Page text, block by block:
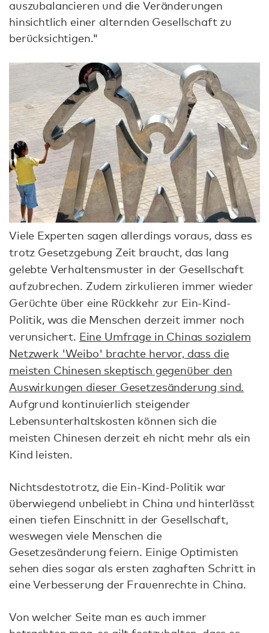
auszubalancieren und die Veränderungen
hinsichtlich einer alternden Gesellschaft zu
berücksichtigen."
Viele Experten sagen allerdings voraus, dass es
trotz Gesetzgebung Zeit braucht, das lang
gelebte Verhaltensmuster in der Gesellschaft
aufzubrechen. Zudem zirkulieren immer wieder
Gerüchte über eine Rückkehr zur Ein-Kind-
Politik, was die Menschen derzeit immer noch
verunsichert. Eine Umfrage in Chinas sozialem
Netzwerk 'Weibo' brachte hervor, dass die
meisten Chinesen skeptisch gegenüber den
Auswirkungen dieser Gesetzesänderung sind.
Aufgrund kontinuierlich steigender
Lebensunterhaltskosten können sich die
meisten Chinesen derzeit eh nicht mehr als ein
Kind leisten.
Nichtsdestotrotz, die Ein-Kind-Politik war
überwiegend unbeliebt in China und hinterlässt
einen tiefen Einschnitt in der Gesellschaft,
weswegen viele Menschen die
Gesetzesänderung feiern. Einige Optimisten
sehen dies sogar als ersten zaghaften Schritt in
eine Verbesserung der Frauenrechte in China.
Von welcher Seite man es auch immer